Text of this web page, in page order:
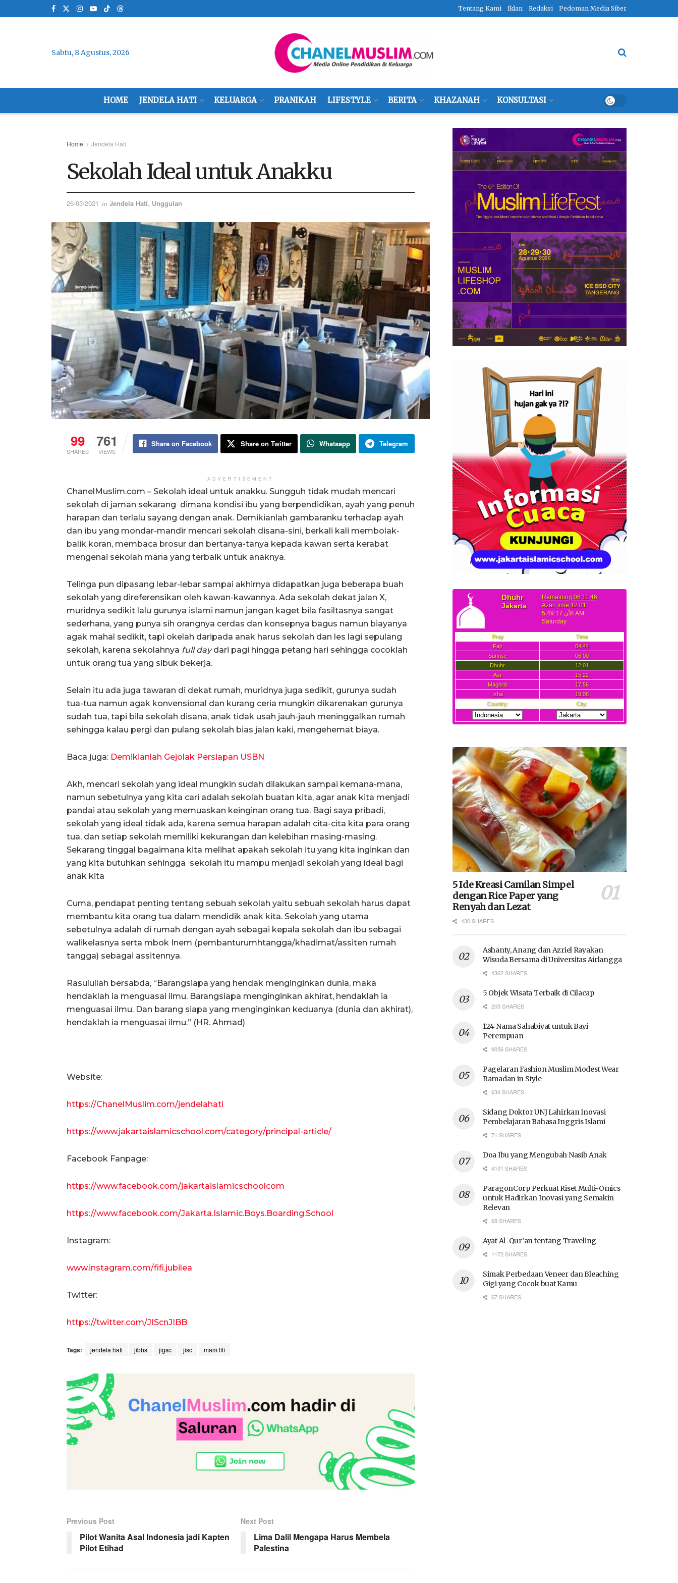
Tentang Kami Iklan Redaksi Pedoman Media Siber
Sabtu, 8 Agustus, 2026
HOME JENDELA HATI KELUARGA PRANIKAH LIFESTYLE BERITA KHAZANAH KONSULTASI
Home Jendela Hati
Sekolah Ideal untuk Anakku
26/03/2021 in Jendela Hati, Unggulan
99
SHARES
761
VIEWS
Share on Facebook Share on Twitter Whatsapp Telegram
ADVERTISEMENT
ChanelMuslim.com – Sekolah ideal untuk anakku. Sungguh tidak mudah mencari
sekolah di jaman sekarang dimana kondisi ibu yang berpendidikan, ayah yang penuh
harapan dan terlalu sayang dengan anak. Demikianlah gambaranku terhadap ayah
dan ibu yang mondar-mandir mencari sekolah disana-sini, berkali kali membolak-
balik koran, membaca brosur dan bertanya-tanya kepada kawan serta kerabat
mengenai sekolah mana yang terbaik untuk anaknya.
Telinga pun dipasang lebar-lebar sampai akhirnya didapatkan juga beberapa buah
sekolah yang direferensikan oleh kawan-kawannya. Ada sekolah dekat jalan X,
muridnya sedikit lalu gurunya islami namun jangan kaget bila fasiltasnya sangat
sederhana, yang punya sih orangnya cerdas dan konsepnya bagus namun biayanya
agak mahal sedikit, tapi okelah daripada anak harus sekolah dan les lagi sepulang
sekolah, karena sekolahnya full daydari pagi hingga petang hari sehingga cocoklah
untuk orang tua yang sibuk bekerja.
Selain itu ada juga tawaran di dekat rumah, muridnya juga sedikit, gurunya sudah
tua-tua namun agak konvensional dan kurang ceria mungkin dikarenakan gurunya
sudah tua, tapi bila sekolah disana, anak tidak usah jauh-jauh meninggalkan rumah
sehingga kalau pergi dan pulang sekolah bias jalan kaki, mengehemat biaya.
Baca juga: Demikianlah Gejolak Persiapan USBN
Akh, mencari sekolah yang ideal mungkin sudah dilakukan sampai kemana-mana,
namun sebetulnya yang kita cari adalah sekolah buatan kita, agar anak kita menjadi
pandai atau sekolah yang memuaskan keinginan orang tua. Bagi saya pribadi,
sekolah yang ideal tidak ada, karena semua harapan adalah cita-cita kita para orang
tua, dan setiap sekolah memiliki kekurangan dan kelebihan masing-masing.
Sekarang tinggal bagaimana kita melihat apakah sekolah itu yang kita inginkan dan
yang kita butuhkan sehingga sekolah itu mampu menjadi sekolah yang ideal bagi
anak kita
Cuma, pendapat penting tentang sebuah sekolah yaitu sebuah sekolah harus dapat
membantu kita orang tua dalam mendidik anak kita. Sekolah yang utama
sebetulnya adalah di rumah dengan ayah sebagai kepala sekolah dan ibu sebagai
walikelasnya serta mbok Inem (pembanturumhtangga/khadimat/assiten rumah
tangga) sebagai assitennya.
Rasulullah bersabda, “Barangsiapa yang hendak menginginkan dunia, maka
hendaklah ia menguasai ilmu. Barangsiapa menginginkan akhirat, hendaklah ia
menguasai ilmu. Dan barang siapa yang menginginkan keduanya (dunia dan akhirat),
hendaklah ia menguasai ilmu.” (HR. Ahmad)
Website:
https://ChanelMuslim.com/jendelahati
https://www.jakartaislamicschool.com/category/principal-article/
Facebook Fanpage:
https://www.facebook.com/jakartaislamicschoolcom
https://www.facebook.com/Jakarta.Islamic.Boys.Boarding.School
Instagram:
www.instagram.com/fifi.jubilea
Twitter:
https://twitter.com/JIScnJIBB
Tags: jendela hati jibbs jigsc jisc mam fifi
Previous Post
Pilot Wanita Asal Indonesia jadi Kapten
Pilot Etihad
Next Post
Lima Dalil Mengapa Harus Membela
Palestina
5 Ide Kreasi Camilan Simpel
dengan Rice Paper yang
Renyah dan Lezat
430 SHARES
Ashanty, Anang dan Azriel Rayakan
Wisuda Bersama di Universitas Airlangga
4362 SHARES
5 Objek Wisata Terbaik di Cilacap
203 SHARES
124 Nama Sahabiyat untuk Bayi
Perempuan
9056 SHARES
Pagelaran Fashion Muslim Modest Wear
Ramadan in Style
634 SHARES
Sidang Doktor UNJ Lahirkan Inovasi
Pembelajaran Bahasa Inggris Islami
71 SHARES
Doa Ibu yang Mengubah Nasib Anak
4101 SHARES
ParagonCorp Perkuat Riset Multi-Omics
untuk Hadirkan Inovasi yang Semakin
Relevan
68 SHARES
Ayat Al-Qur’an tentang Traveling
1172 SHARES
Simak Perbedaan Veneer dan Bleaching
Gigi yang Cocok buat Kamu
67 SHARES